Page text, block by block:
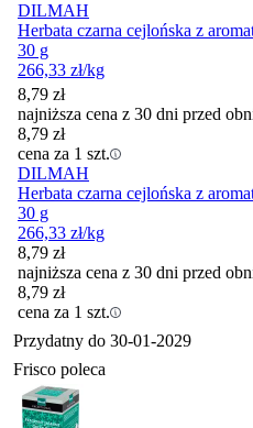
DILMAH
Herbata czarna cejlońska z
30 g
266,33 zł/kg
8,79 zł
najniższa cena z 30 dni przed
8,79 zł
cena za 1 szt.
DILMAH
Herbata czarna cejlońska z
30 g
266,33 zł/kg
8,79 zł
najniższa cena z 30 dni przed
8,79 zł
cena za 1 szt.
Przydatny do 30-01-2029
Frisco poleca